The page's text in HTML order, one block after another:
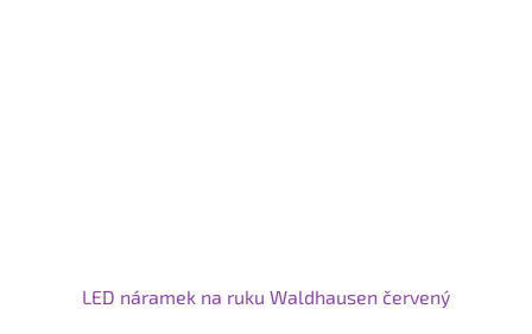
LED náramek na ruku Waldhausen červený